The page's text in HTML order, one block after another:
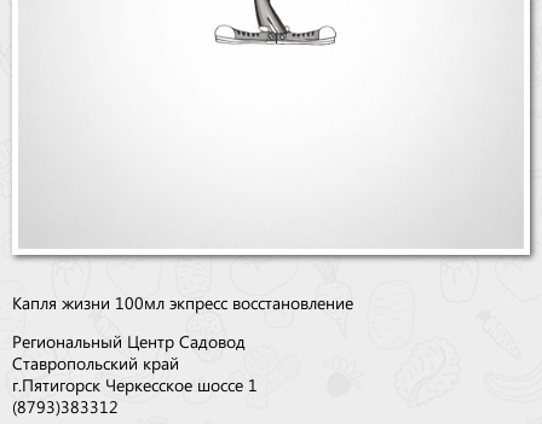
Капля жизни 100мл экпресс восстановление
Региональный Центр Садовод
Ставропольский край
г.Пятигорск Черкесское шоссе 1
(8793)383312